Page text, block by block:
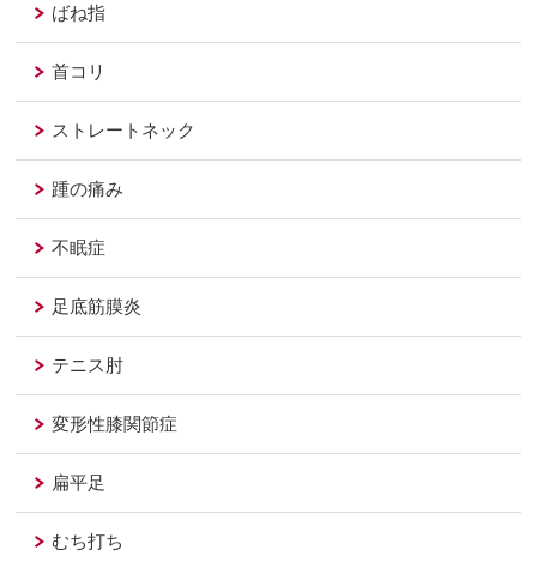
ばね指
首コリ
ストレートネック
踵の痛み
不眠症
足底筋膜炎
テニス肘
変形性膝関節症
扁平足
むち打ち